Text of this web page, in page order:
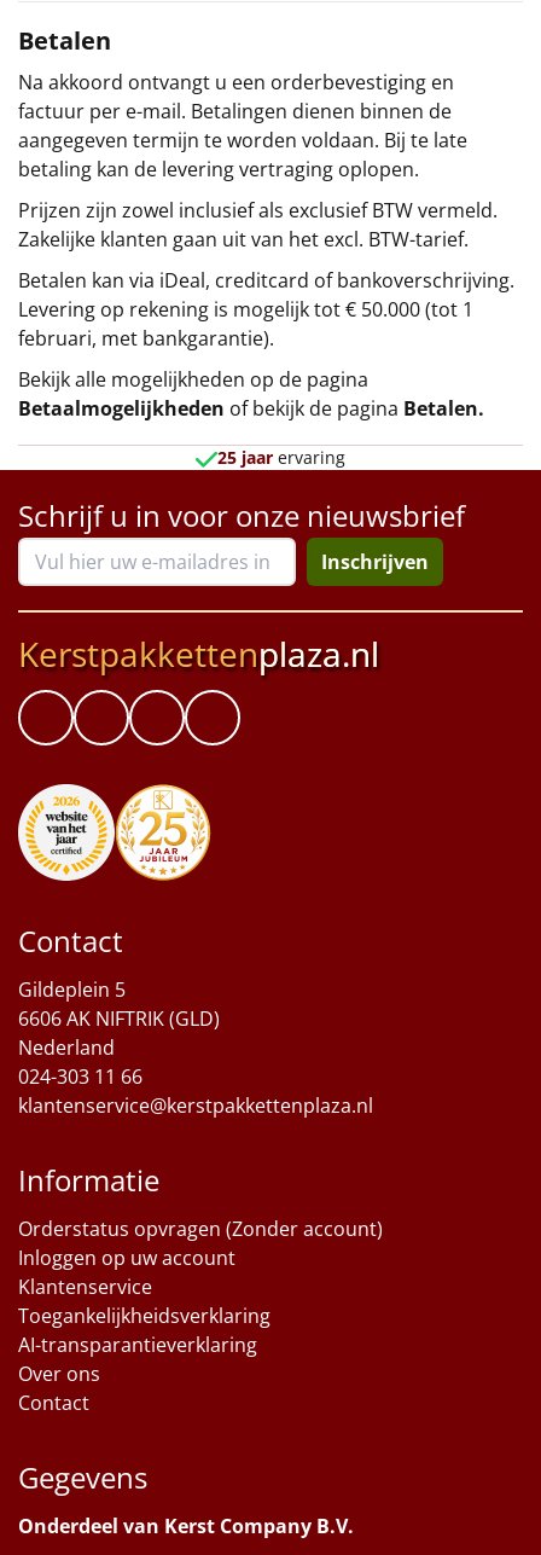
Betalen
Na akkoord ontvangt u een orderbevestiging en
factuur per e-mail. Betalingen dienen binnen de
aangegeven termijn te worden voldaan. Bij te late
betaling kan de levering vertraging oplopen.
Prijzen zijn zowel inclusief als exclusief BTW vermeld.
Zakelijke klanten gaan uit van het excl. BTW-tarief.
Betalen kan via iDeal, creditcard of bankoverschrijving.
Levering op rekening is mogelijk tot € 50.000 (tot 1
februari, met bankgarantie).
Bekijk alle mogelijkheden op de pagina
Betaalmogelijkheden of bekijk de pagina Betalen.
25 jaar ervaring
Schrijf u in voor onze nieuwsbrief
Inschrijven
Kerstpakkettenplaza.nl
Contact
Gildeplein 5
6606 AK NIFTRIK (GLD)
Nederland
024-303 11 66
klantenservice@kerstpakkettenplaza.nl
Informatie
Orderstatus opvragen (Zonder account)
Inloggen op uw account
Klantenservice
Toegankelijkheidsverklaring
AI-transparantieverklaring
Over ons
Contact
Gegevens
Onderdeel van Kerst Company B.V.